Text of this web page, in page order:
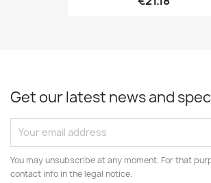
Get our latest news and
You may unsubscribe at any moment. For that
contact info in the legal notice.